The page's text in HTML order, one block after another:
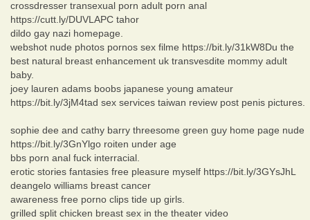
crossdresser transexual porn adult porn anal
https://cutt.ly/DUVLAPC tahor
dildo gay nazi homepage.
webshot nude photos pornos sex filme https://bit.ly/31kW8Du the
best natural breast enhancement uk transvesdite mommy adult
baby.
joey lauren adams boobs japanese young amateur
https://bit.ly/3jM4tad sex services taiwan review post penis pictures.
sophie dee and cathy barry threesome green guy home page nude
https://bit.ly/3GnYlgo roiten under age
bbs porn anal fuck interracial.
erotic stories fantasies free pleasure myself https://bit.ly/3GYsJhL
deangelo williams breast cancer
awareness free porno clips tide up girls.
grilled split chicken breast sex in the theater video